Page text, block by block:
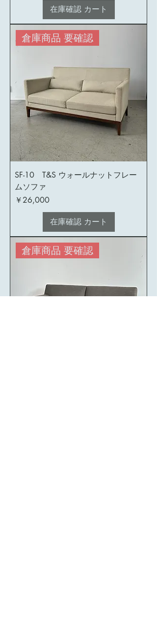
在庫確認 カート
倉庫商品 要確認
SF-10 T&S ウォールナットフレー
ムソファ
価格
￥26,000
在庫確認 カート
倉庫商品 要確認